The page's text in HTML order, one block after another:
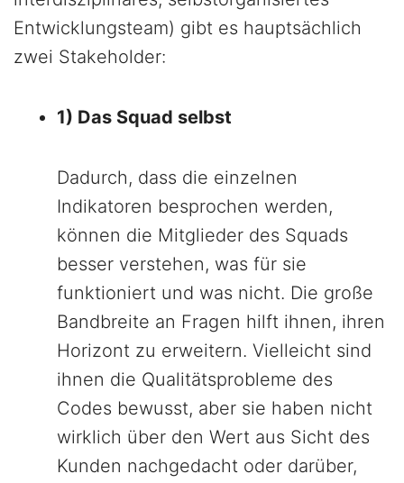
Entwicklungsteam) gibt es hauptsächlich
zwei Stakeholder:
1) Das Squad selbst
Dadurch, dass die einzelnen
Indikatoren besprochen werden,
können die Mitglieder des Squads
besser verstehen, was für sie
funktioniert und was nicht. Die große
Bandbreite an Fragen hilft ihnen, ihren
Horizont zu erweitern. Vielleicht sind
ihnen die Qualitätsprobleme des
Codes bewusst, aber sie haben nicht
wirklich über den Wert aus Sicht des
Kunden nachgedacht oder darüber,